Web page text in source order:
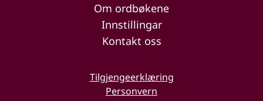
Om ordbøkene
Innstillingar
Kontakt oss
Tilgjengeerklæring
Personvern